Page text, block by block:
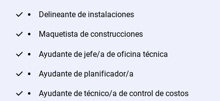
Delineante de instalaciones
Maquetista de construcciones
Ayudante de jefe/a de oficina técnica
Ayudante de planificador/a
Ayudante de técnico/a de control de costos